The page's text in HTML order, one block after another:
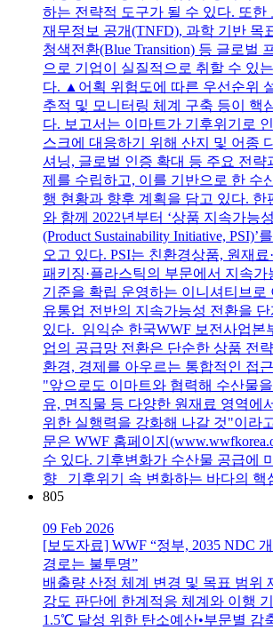
하는 전략적 도구가 될 수 있다. 또한
재무정보 공개(TNFD), 과학 기반 목
청색전환(Blue Transition) 등 글로벌
으로 기업이 실질적으로 취할 수 있
다. ▲어획 위험도에 따른 우선순위
추적 및 모니터링 체계 구축 등이 핵
다. 보고서는 이마트가 기후위기로
스크에 대응하기 위해 산지 및 어종
셔닝, 글로벌 인증 확대 등 주요 전략
제를 수립하고, 이를 기반으로 한 수
행 현황과 향후 계획을 담고 있다. 한
와 함께 2022년부터 ‘상품 지속가능
(Product Sustainability Initiative, PSI)’
오고 있다. PSI는 친환경상품, 원재료
패키징·플라스틱의 부문에서 지속가
기준을 확립 운영하는 이니셔티브로
유통업 전반의 지속가능성 전환을
있다. 임익순 한국WWF 보전사업본
업의 공급망 전환은 단순한 상품 전
환경, 경제를 아우르는 통합적인 접
"앞으로도 이마트와 협력해 수산물
유, 면직물 등 다양한 원재료 영역에
위한 실행력을 강화해 나갈 것"이라
문은 WWF 홈페이지
수 있다. 기후변화가 수산물 공급에
향 기후위기 속 변화하는 바다의 핵
805
09 Feb 2026
[보도자료] WWF “정부, 2035 NDC
경로는 불투명”
배출량 산정 체계 변경 및 목표 범위
강도 판단에 한계적응 체계와 이행
1.5℃ 달성 위한 탄소예산•부문별 감